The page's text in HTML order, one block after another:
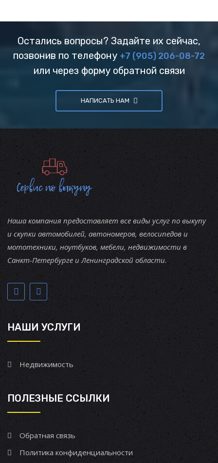
Остались вопросы? Задайте их сейчас,
позвонив по телефону +7 (905) 206-08-72
или через форму обратной связи
НАПИСАТЬ НАМ
Наша компания предоставляет все виды услуг по выкупу
и скупки автомобилей, автономеров, велосипедов и
мототехники, ноутбуков, мебели, недвижимости в
Санкт-Петербурге и Ленинградской области.
НАШИ УСЛУГИ
Недвижимость
ПОЛЕЗНЫЕ ССЫЛКИ
Обратная связь
Политика конфиденциальности